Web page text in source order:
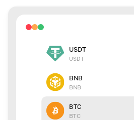
USDT
USDT
BNB
BNB
BTC
BTC